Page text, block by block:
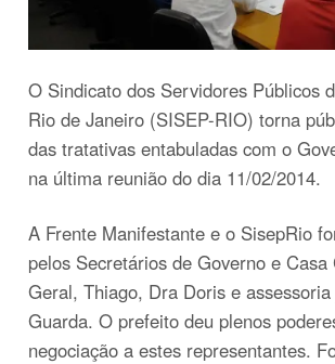
O Sindicato dos Servidores Públicos
Rio de Janeiro (SISEP-RIO) torna
das tratativas entabuladas com o
na última reunião do dia 11/02/2014.
A Frente Manifestante e o SisepRio
pelos Secretários de Governo e
Geral, Thiago, Dra Doris e
Guarda. O prefeito deu plenos
negociação a estes representantes.